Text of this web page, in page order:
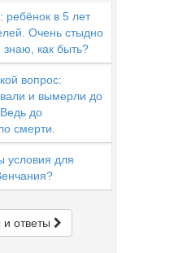
ребёнок в 5 лет
Очень стыдно
знаю, как быть?
вопрос:
и вымерли до
до
смерти.
условия для
и ответы